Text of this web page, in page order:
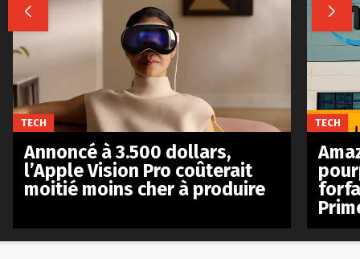
 
TECH
Annoncé à 3.500 dollars,
l’Apple Vision Pro coûterait
moitié moins cher à produire
TECH